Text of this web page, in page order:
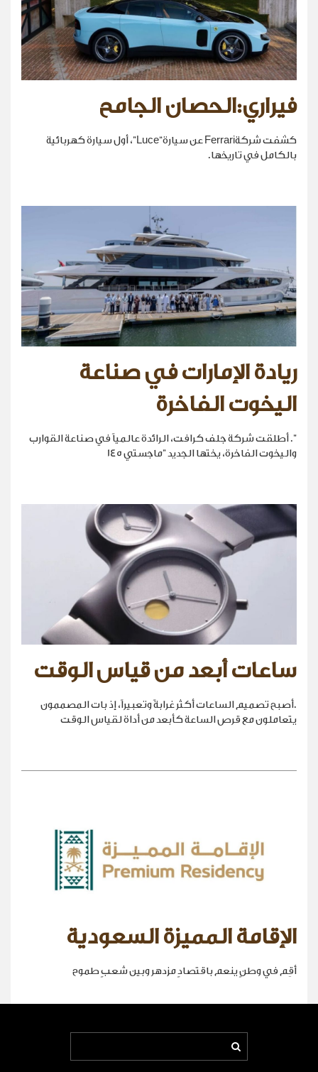
فيراري:الحصان الجامح
كشفت شركةFerrari عن سيارة“Luce”، أول سيارة كهربائية
بالكامل في تاريخها.
ريادة الإمارات في صناعة
اليخوت الفاخرة
". أطلقت شركة جلف كرافت، الرائدة عالمياً في صناعة القوارب
واليخوت الفاخرة، يختها الجديد "ماجستي 145
ساعات أبعد من قياس الوقت
.أصبح تصميم الساعات أكثر غرابةً وتعبيراً، إذ بات المصممون
يتعاملون مع قرص الساعة كأبعد من أداة لقياس الوقت
الإقامة المميزة السعودية
أقِم في وطنٍ ينعم باقتصادٍ مزدهر وبين شعبٍ طموح